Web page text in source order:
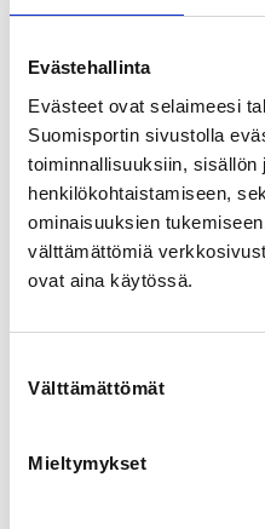
Evästehallinta
Evästeet ovat selaimeesi
Suomisportin sivustolla
toiminnallisuuksiin, sisällön
henkilökohtaistamiseen,
ominaisuuksien
välttämättömiä
ovat aina käytössä.
valinta
Välttämättömät
Mieltymykset
LOCALITY
Helsinki
SPORTS
Taekwondo
REGISTRATION PERIOD
ADDITIONAL INFORMATION
0400 519 531